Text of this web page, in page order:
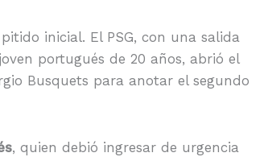
inicial. El PSG, con una salida
portugués de 20 años, abrió el
Busquets para anotar el segundo
, quien debió ingresar de urgencia